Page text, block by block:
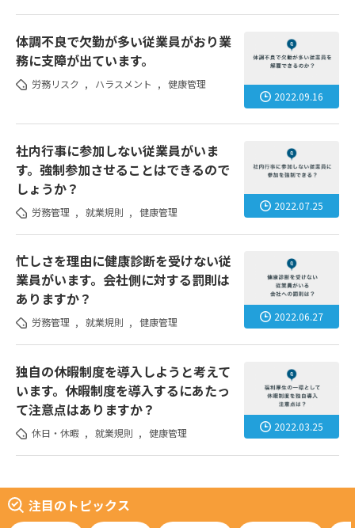
2022.09.16
体調不良で欠勤が多い従業員がおり業
務に支障が出ています。
労務リスク , ハラスメント , 健康管理
2022.07.25
社内行事に参加しない従業員がいま
す。強制参加させることはできるので
しょうか？
労務管理 , 就業規則 , 健康管理
2022.06.27
忙しさを理由に健康診断を受けない従
業員がいます。会社側に対する罰則は
ありますか？
労務管理 , 就業規則 , 健康管理
2022.03.25
独自の休暇制度を導入しようと考えて
います。休暇制度を導入するにあたっ
て注意点はありますか？
休日・休暇 , 就業規則 , 健康管理
注目のトピックス